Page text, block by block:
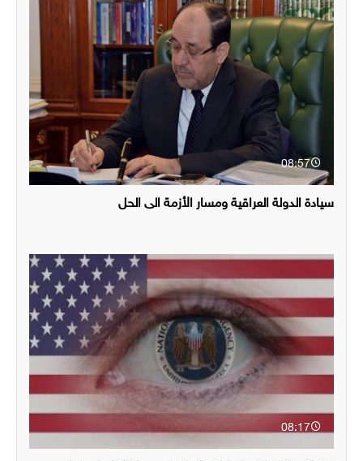
08:57
سيادة الدولة العراقية ومسار الأزمة الى الحل
08:17